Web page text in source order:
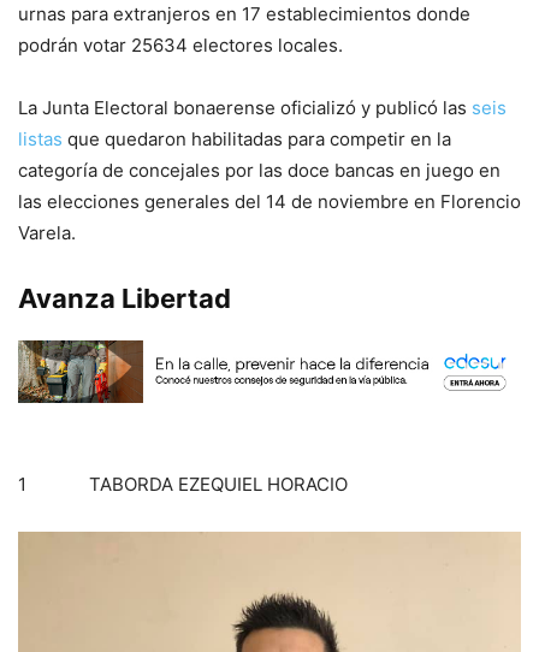
urnas para extranjeros en 17 establecimientos donde
podrán votar 25634 electores locales.
La Junta Electoral bonaerense oficializó y publicó las seis
listas que quedaron habilitadas para competir en la
categoría de concejales por las doce bancas en juego en
las elecciones generales del 14 de noviembre en Florencio
Varela.
Avanza Libertad
1 TABORDA EZEQUIEL HORACIO